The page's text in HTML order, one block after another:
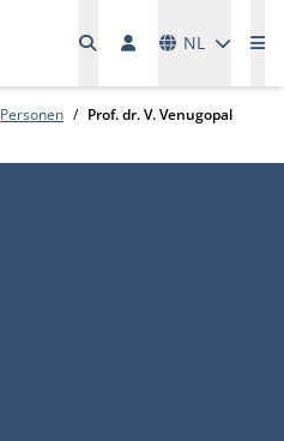
NL
Personen Prof. dr. V. Venugopal